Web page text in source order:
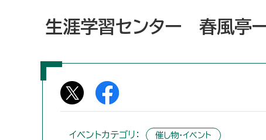
生涯学習センター 春風亭
イベントカテゴリ： 催し物・イベント